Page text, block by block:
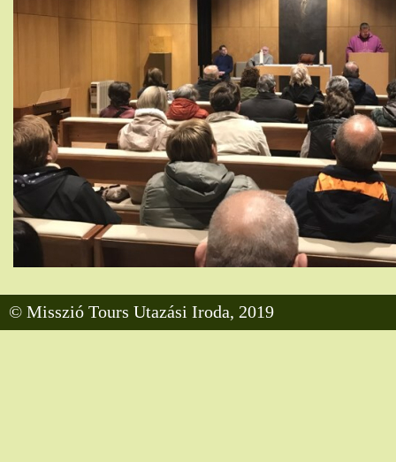
© Misszió Tours Utazási Iroda, 2019